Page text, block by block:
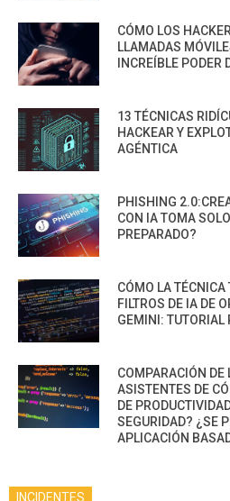
CÓMO LOS
LLAMADAS
INCREÍBLE PODER
13 TÉCNICAS
HACKEAR Y
AGÉNTICA
PHISHING
CON IA TOMA
PREPARADO?
CÓMO LA
FILTROS DE IA DE
GEMINI: TUTORIAL
COMPARACIÓN DE
ASISTENTES DE
DE
SEGURIDAD? ¿SE
APLICACIÓN
INCIDENTES